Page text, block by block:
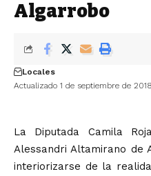
Algarrobo
Actualizado 1 de septiembre de
Locales
La Diputada Camila
Alessandri Altamirano de
interiorizarse de la